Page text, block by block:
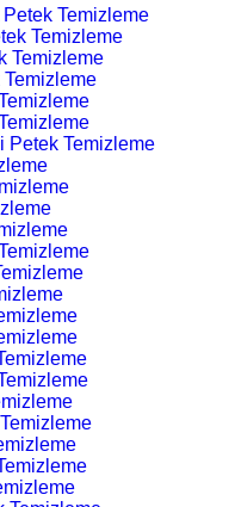
Petek Temizleme
Temizleme
Temizleme
Temizleme
Petek Temizleme